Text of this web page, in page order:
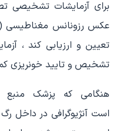
تعیین و ارزیابی کند ،
تشخیص و تایید خونریزی
هنگامی که پزشک منبع
است آنژیوگرافی در داخل